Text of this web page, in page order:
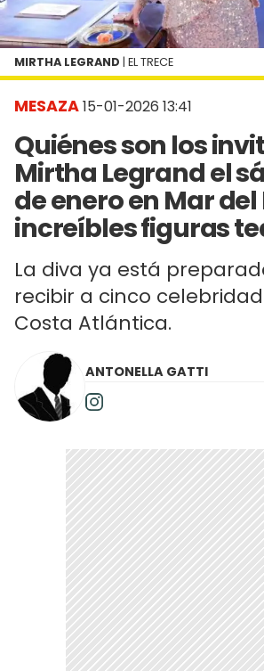
MESAZA15-01-2026 13:41
Quiénes son los
Mirtha Legrand el
de enero en Mar
increíbles figuras
La diva ya está
recibir a cinco
Costa Atlántica.
MIRTHA LEGRAND | EL TRECE
ANTONELLA GATTI